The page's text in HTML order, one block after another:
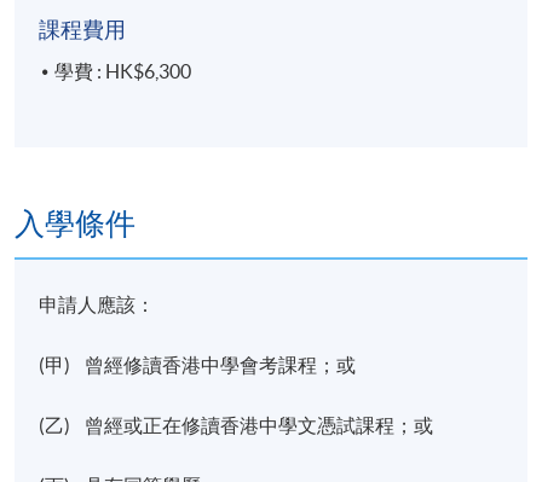
課程費用
學費 : HK$6,300
入學條件
申請人應該：
(甲) 曾經修讀香港中學會考課程；或
(乙) 曾經或正在修讀香港中學文憑試課程；或